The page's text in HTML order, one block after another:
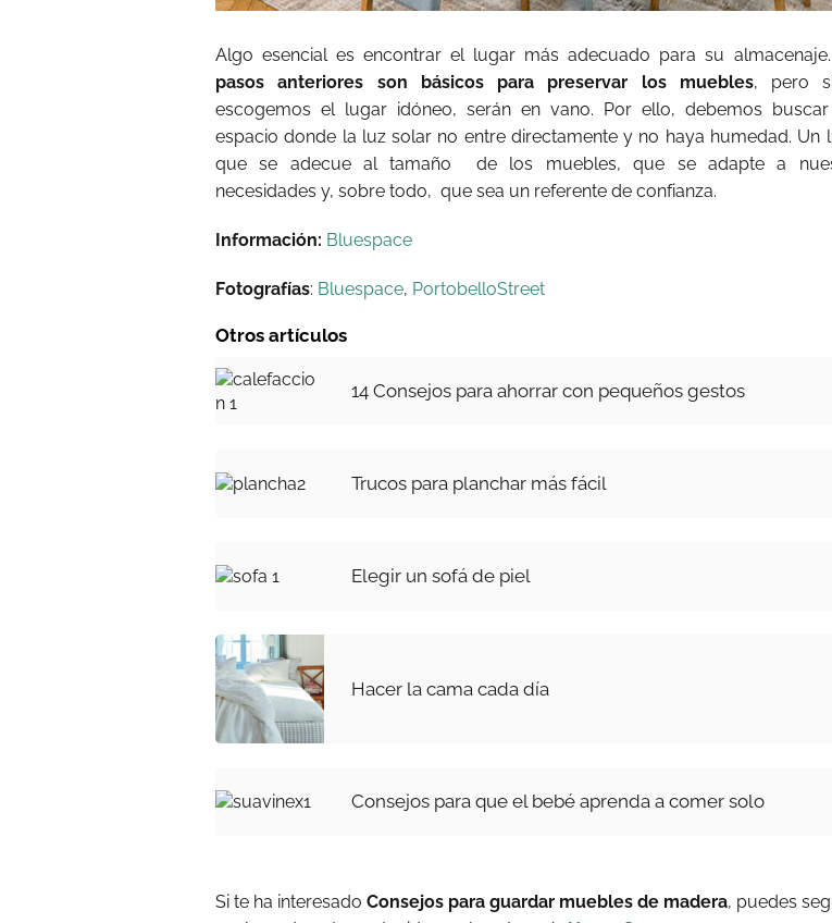
Algo esencial es encontrar el lugar más adecuado para su almacenaje.
pasos anteriores son básicos para preservar los muebles, pero
escogemos el lugar idóneo, serán en vano. Por ello, debemos
espacio donde la luz solar no entre directamente y no haya humedad. Un
que se adecue al tamaño de los muebles, que se adapte a
necesidades y, sobre todo, que sea un referente de confianza.
Información: Bluespace
Fotografías: Bluespace, PortobelloStreet
Otros artículos
14 Consejos para ahorrar con pequeños gestos
Trucos para planchar más fácil
Elegir un sofá de piel
Hacer la cama cada día
Consejos para que el bebé aprenda a comer solo
Si te ha interesado Consejos para guardar muebles de madera, puedes